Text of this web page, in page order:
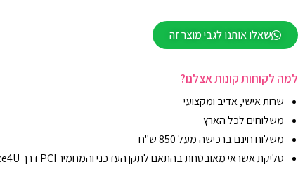
שאלו אותנו לגבי מוצר זה
למה לקוחות קונות אצלנו?
שרות אישי, אדיב ומקצועי
משלוחים לכל הארץ
משלוח חינם ברכישה מעל 850 ש"ח
סליקת אשראי מאובטחת בהתאם לתקן העדכני והמחמיר PCI דרך